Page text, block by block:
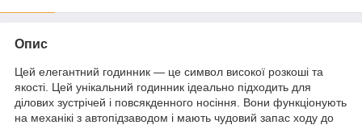
Опис
Цей елегантний годинник — це символ високої розкоші та
якості. Цей унікальний годинник ідеально підходить для
ділових зустрічей і повсякденного носіння. Вони функціонують
на механікі з автопідзаводом і мають чудовий запас ходу до